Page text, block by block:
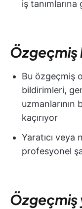
iş
Özgeçmiş
Bu özgeçmiş
bildirimleri,
kaçırıyor
Yaratıcı veya
profesyonel
Özgeçmiş